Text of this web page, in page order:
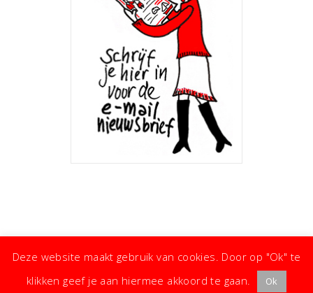
Deze website maakt gebruik van cookies. Door op "Ok" te
klikken geef je aan hiermee akkoord te gaan.
Ok